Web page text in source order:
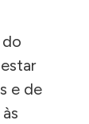
e de